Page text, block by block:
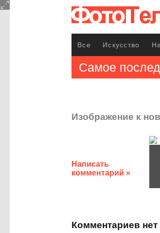
Все Искусство
Самое
Изображение к
Написать
комментарий »
Комментариев